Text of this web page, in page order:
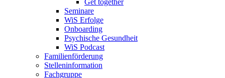
Get together
Seminare
WiS Erfolge
Onboarding
Psychische Gesundheit
WiS Podcast
Familienförderung
Stelleninformation
Fachgruppe